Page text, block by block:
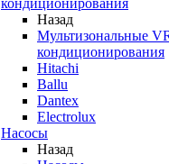
кондиционирования
Назад
Мультизональные
кондиционирования
Hitachi
Ballu
Dantex
Electrolux
Насосы
Назад